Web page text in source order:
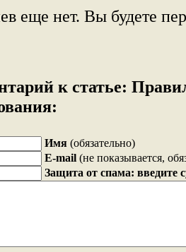
еще нет. Вы будете
к статье:
Имя (обязательно)
E-mail (не показывается,
Защита от спама: введите